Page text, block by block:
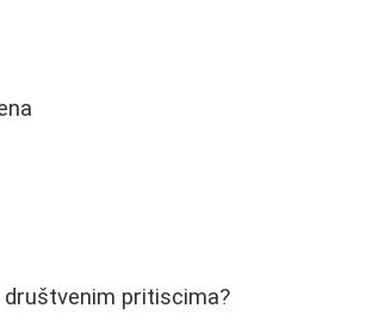
pritiscima?